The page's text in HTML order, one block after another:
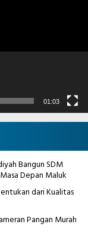
01:03
Bangun SDM
Depan Maluk
dari Kualitas
Pangan Murah